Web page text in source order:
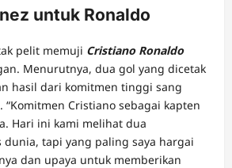
untuk Ronaldo
pelit memuji Cristiano Ronaldo
Menurutnya, dua gol yang dicetak
hasil dari komitmen tinggi sang
“Komitmen Cristiano sebagai kapten
Hari ini kami melihat dua
dunia, tapi yang paling saya hargai
dan upaya untuk memberikan